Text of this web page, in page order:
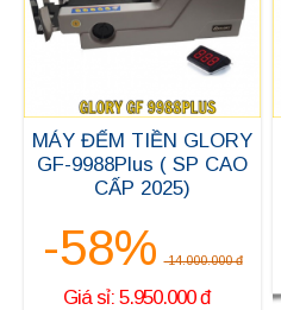
MÁY ĐẾM TIỀN GLORY
GF-9988Plus ( SP CAO
CẤP 2025)
-58% 14.000.000 đ
Giá sỉ: 5.950.000 đ